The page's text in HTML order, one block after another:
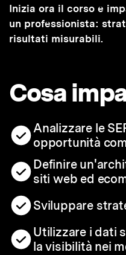
Inizia ora il corso e
un professionista:
risultati misurabili.
Cosa
Analizzare le
opportunità
Definire
siti web ed
Sviluppare
Utilizzare i dati
la visibilità nei